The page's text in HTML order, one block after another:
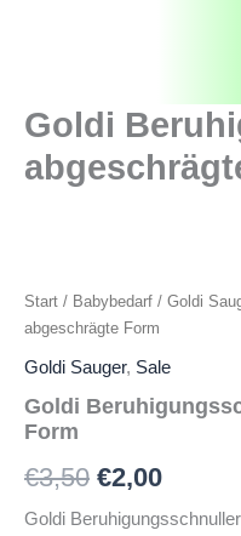
Goldi
Start / Babybedarf / Goldi
abgeschrägte Form
Goldi Sauger, Sale
Goldi
Form
€3,50
Preis
€2,00
Preis
Goldi